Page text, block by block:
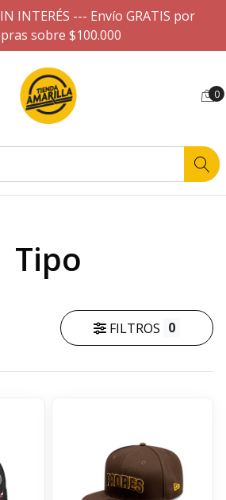
INTERÉS --- Envío GRATIS por
sobre $100.000
0
Tipo
FILTROS 0